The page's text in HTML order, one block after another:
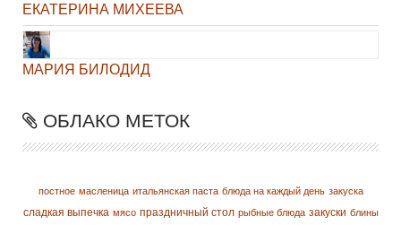
ЕКАТЕРИНА МИХЕЕВА
МАРИЯ БИЛОДИД
ОБЛАКО МЕТОК
постное масленица итальянская паста блюда на каждый день закуска
сладкая выпечка мясо праздничный стол рыбные блюда закуски блины